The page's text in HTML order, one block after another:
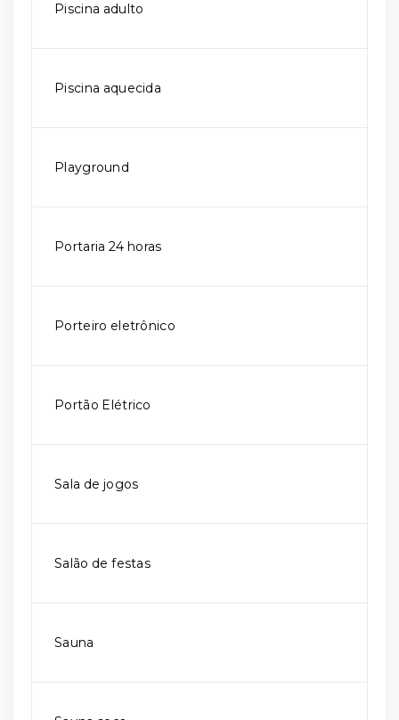
Piscina adulto
Piscina aquecida
Playground
Portaria 24 horas
Porteiro eletrônico
Portão Elétrico
Sala de jogos
Salão de festas
Sauna